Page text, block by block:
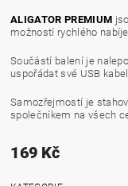
ALIGATOR PREMIUM
možností rychlého
Součástí balení je
uspořádat své USB
Samozřejmostí je
společníkem na všech
169 Kč